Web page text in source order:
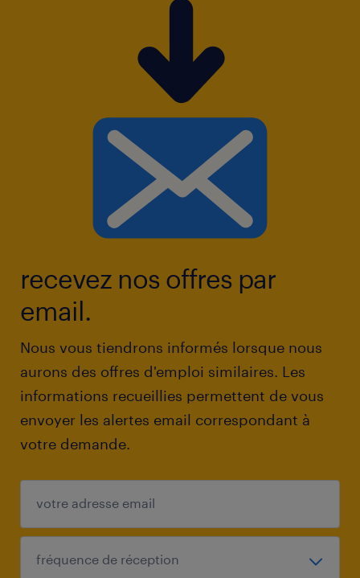
recevez nos offres par
email.
Nous vous tiendrons informés lorsque nous
aurons des offres d'emploi similaires. Les
informations recueillies permettent de vous
envoyer les alertes email correspondant à
votre demande.